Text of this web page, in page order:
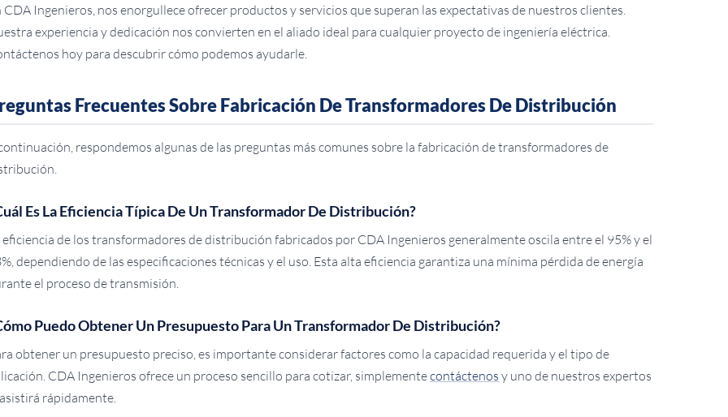
CDA Ingenieros, nos enorgullece ofrecer productos y servicios que superan las expectativas de nuestros clientes.
experiencia y dedicación nos convierten en el aliado ideal para cualquier proyecto de ingeniería eléctrica.
hoy para descubrir cómo podemos ayudarle.
Frecuentes Sobre Fabricación De Transformadores De Distribución
respondemos algunas de las preguntas más comunes sobre la fabricación de transformadores de
Es La Eficiencia Típica De Un Transformador De Distribución?
eficiencia de los transformadores de distribución fabricados por CDA Ingenieros generalmente oscila entre el 95% y el
dependiendo de las especificaciones técnicas y el uso. Esta alta eficiencia garantiza una mínima pérdida de energía
el proceso de transmisión.
Puedo Obtener Un Presupuesto Para Un Transformador De Distribución?
obtener un presupuesto preciso, es importante considerar factores como la capacidad requerida y el tipo de
CDA Ingenieros ofrece un proceso sencillo para cotizar, simplementecontáctenos y uno de nuestros expertos
rápidamente.